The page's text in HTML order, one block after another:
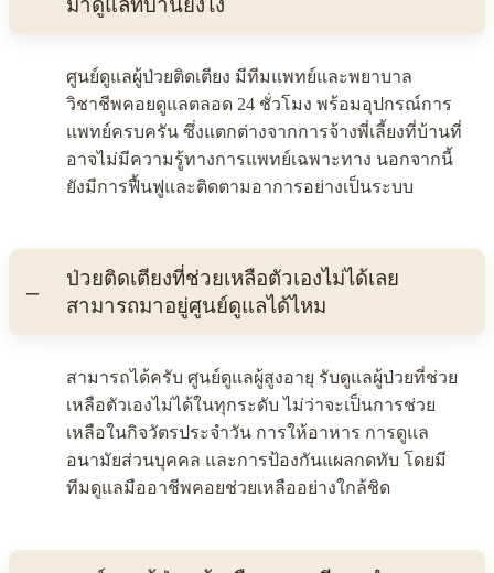
มาดูแลที่บ้านยังไง
ศูนย์ดูแลผู้ป่วยติดเตียง มีทีมแพทย์และพยาบาล
วิชาชีพคอยดูแลตลอด 24 ชั่วโมง พร้อมอุปกรณ์การ
แพทย์ครบครัน ซึ่งแตกต่างจากการจ้างพี่เลี้ยงที่บ้านที่
อาจไม่มีความรู้ทางการแพทย์เฉพาะทาง นอกจากนี้
ยังมีการฟื้นฟูและติดตามอาการอย่างเป็นระบบ
ป่วยติดเตียงที่ช่วยเหลือตัวเองไม่ได้เลย
สามารถมาอยู่ศูนย์ดูแลได้ไหม
สามารถได้ครับ ศูนย์ดูแลผู้สูงอายุ รับดูแลผู้ป่วยที่ช่วย
เหลือตัวเองไม่ได้ในทุกระดับ ไม่ว่าจะเป็นการช่วย
เหลือในกิจวัตรประจำวัน การให้อาหาร การดูแล
อนามัยส่วนบุคคล และการป้องกันแผลกดทับ โดยมี
ทีมดูแลมืออาชีพคอยช่วยเหลืออย่างใกล้ชิด